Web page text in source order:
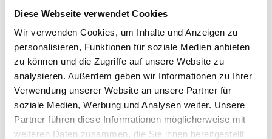
Diese Webseite verwendet Cookies
Wir verwenden Cookies, um Inhalte und Anzeigen zu
personalisieren, Funktionen für soziale Medien anbieten
zu können und die Zugriffe auf unsere Website zu
analysieren. Außerdem geben wir Informationen zu Ihrer
Verwendung unserer Website an unsere Partner für
soziale Medien, Werbung und Analysen weiter. Unsere
Partner führen diese Informationen möglicherweise mit
weiteren Daten zusammen, die Sie ihnen bereitgestellt
csv, doc, with max. size 30MB
Hier kannst Du noch weitere Dokumente hochladen
Allowed jpg, jpeg, odg, odp, ods, odt, pdf, png, xls,
csv, doc, with max. size 30MB
Ich habe dieDatenschutzerklärungzur Kenntnis
genommen. Ich stimme zu, dass meine Angaben
und Daten zur Beantwortung meiner Anfrage